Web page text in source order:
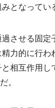
となってい
させる固
力的に行
相互作用
。